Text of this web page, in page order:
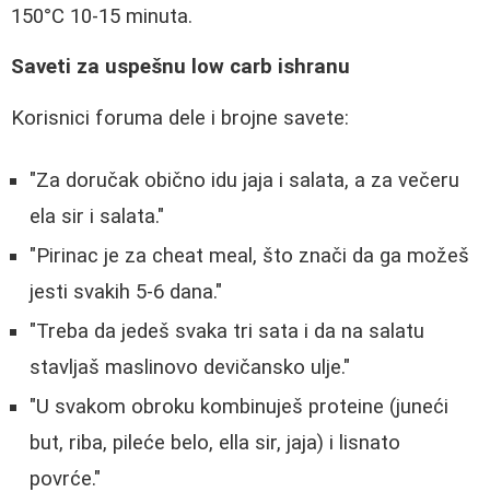
150°C 10-15 minuta.
Saveti za uspešnu low carb ishranu
Korisnici foruma dele i brojne savete:
"Za doručak obično idu jaja i salata, a za večeru
ela sir i salata."
"Pirinac je za cheat meal, što znači da ga možeš
jesti svakih 5-6 dana."
"Treba da jedeš svaka tri sata i da na salatu
stavljaš maslinovo devičansko ulje."
"U svakom obroku kombinuješ proteine (juneći
but, riba, pileće belo, ella sir, jaja) i lisnato
povrće."